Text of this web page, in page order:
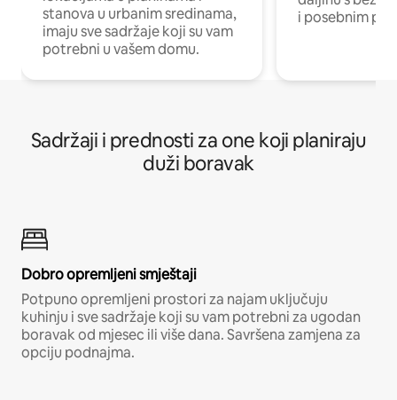
stanova u urbanim sredinama,
imaju sve sadržaje koji su vam
potrebni u vašem domu.
i posebnim
Sadržaji i prednosti za one koji planiraju
duži boravak
Dobro opremljeni smještaji
Potpuno opremljeni prostori za najam uključuju
kuhinju i sve sadržaje koji su vam potrebni za ugodan
boravak od mjesec ili više dana. Savršena zamjena za
opciju podnajma.